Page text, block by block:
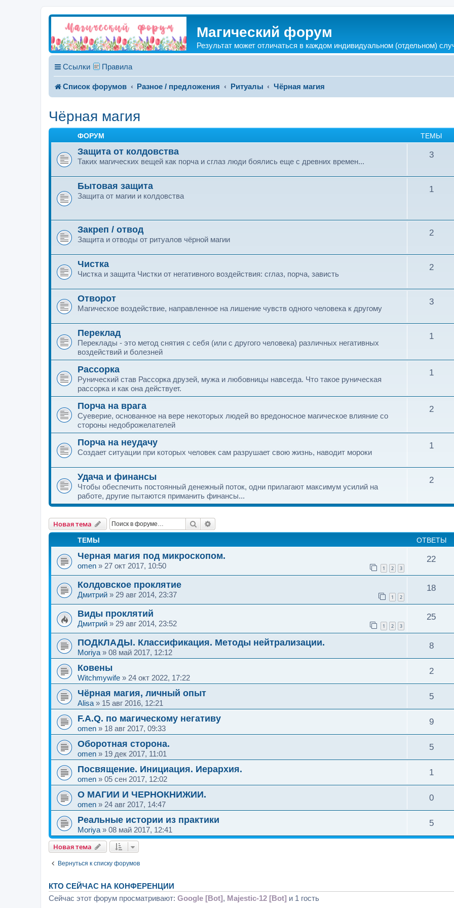
Магический форум
Результат может отличаться в каждом индивидуальном (отдельном)
Ссылки Правила
Список форумов Разное / предложения Ритуалы Чёрная магия
Чёрная магия
ФОРУМ ТЕМЫ
Защита от колдовства
Таких магических вещей как порча и сглаз люди боялись еще с древних времен...
3
Бытовая защита
Защита от магии и колдовства
1
Закреп / отвод
Защита и отводы от ритуалов чёрной магии
2
Чистка
Чистка и защита Чистки от негативного воздействия: сглаз, порча, зависть
2
Отворот
Магическое воздействие, направленное на лишение чувств одного человека к другому
3
Переклад
Переклады - это метод снятия с себя (или с другого человека) различных негативных
воздействий и болезней
1
Рассорка
Рунический став Рассорка друзей, мужа и любовницы навсегда. Что такое руническая
рассорка и как она действует.
1
Порча на врага
Суеверие, основанное на вере некоторых людей во вредоносное магическое влияние со
стороны недоброжелателей
2
Порча на неудачу
Создает ситуации при которых человек сам разрушает свою жизнь, наводит мороки
1
Удача и финансы
Чтобы обеспечить постоянный денежный поток, одни прилагают максимум усилий на
работе, другие пытаются приманить финансы...
2
Новая тема Поиск
ТЕМЫ ОТВЕТЫ
Черная магия под микроскопом.
omen » 27 окт 2017, 10:50 1 2 3
22
Колдовское проклятие
Дмитрий » 29 авг 2014, 23:37 1 2
18
Виды проклятий
Дмитрий » 29 авг 2014, 23:52 1 2 3
25
ПОДКЛАДЫ. Классификация. Методы нейтрализации.
Moriya » 08 май 2017, 12:12
8
Ковены
Witchmywife » 24 окт 2022, 17:22
2
Чёрная магия, личный опыт
Alisa » 15 авг 2016, 12:21
5
F.A.Q. по магическому негативу
omen » 18 авг 2017, 09:33
9
Оборотная сторона.
omen » 19 дек 2017, 11:01
5
Посвящение. Инициация. Иерархия.
omen » 05 сен 2017, 12:02
1
О МАГИИ И ЧЕРНОКНИЖИИ.
omen » 24 авг 2017, 14:47
0
Реальные истории из практики
Moriya » 08 май 2017, 12:41
5
Новая тема
Вернуться к списку форумов
КТО СЕЙЧАС НА КОНФЕРЕНЦИИ
Сейчас этот форум просматривают: Google [Bot], Majestic-12 [Bot] и 1 гость